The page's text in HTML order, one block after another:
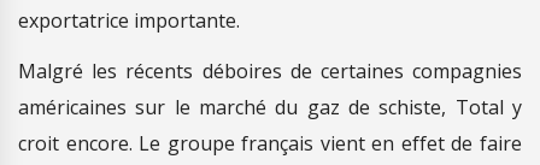
exportatrice importante.
Malgré les récents déboires de certaines compagnies
américaines sur le marché du gaz de schiste, Total y
croit encore. Le groupe français vient en effet de faire